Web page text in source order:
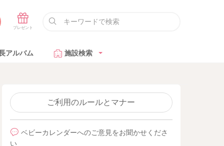
アルバム 施設検索
ご利用のルールとマナー
ベビーカレンダーへのご意見をお聞かせくださ
い